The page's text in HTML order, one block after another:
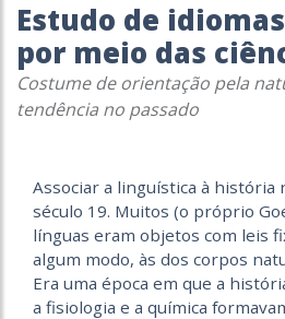
Estudo de
por meio das
Costume de orientação pela
tendência no passado
Associar a linguística à história
século 19. Muitos (o próprio
línguas eram objetos com leis
algum modo, às dos corpos
Era uma época em que a
a fisiologia e a química